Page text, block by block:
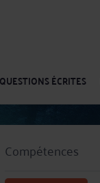
QUESTIONS ÉCRITES
Compétences